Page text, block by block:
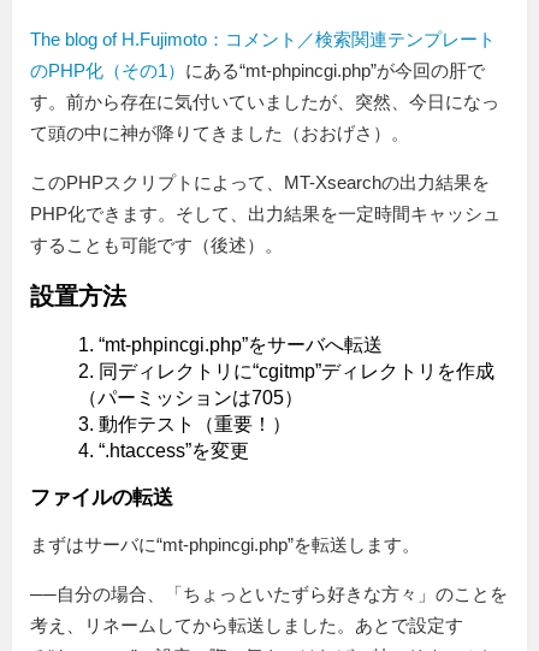
The blog of H.Fujimoto：コメント／検索関連テンプレート
のPHP化（その1） にある“mt-phpincgi.php”が今回の肝で
す。前から存在に気付いていましたが、突然、今日になっ
て頭の中に神が降りてきました（おおげさ）。
このPHPスクリプトによって、MT-Xsearchの出力結果を
PHP化できます。そして、出力結果を一定時間キャッシュ
することも可能です（後述）。
設置方法
“mt-phpincgi.php”をサーバへ転送
同ディレクトリに“cgitmp”ディレクトリを作成
（パーミッションは705）
動作テスト（重要！）
“.htaccess”を変更
ファイルの転送
まずはサーバに“mt-phpincgi.php”を転送します。
──自分の場合、「ちょっといたずら好きな方々」のことを
考え、リネームしてから転送しました。あとで設定す